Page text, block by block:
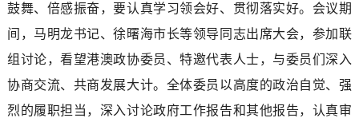
鼓舞、倍感振奋，要认真学习领会好、贯彻落实好。会议期
间，马明龙书记、徐曙海市长等领导同志出席大会，参加联
组讨论，看望港澳政协委员、特邀代表人士，与委员们深入
协商交流、共商发展大计。全体委员以高度的政治自觉、强
烈的履职担当，深入讨论政府工作报告和其他报告，认真审